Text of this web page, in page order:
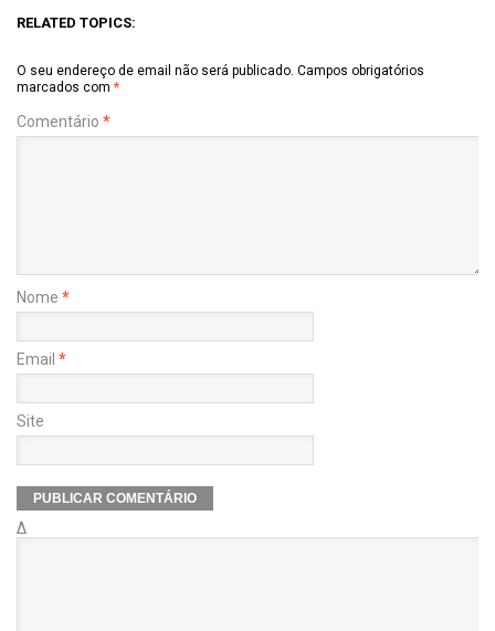
RELATED TOPICS:
O seu endereço de email não será publicado. Campos obrigatórios
marcados com *
Comentário *
Nome *
Email *
Site
Δ